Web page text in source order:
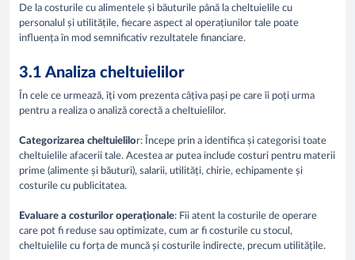
De la costurile cu alimentele și băuturile până la cheltuielile cu
personalul și utilitățile, fiecare aspect al operațiunilor tale poate
influența în mod semnificativ rezultatele financiare.
3.1 Analiza cheltuielilor
În cele ce urmează, îți vom prezenta câțiva pași pe care îi poți urma
pentru a realiza o analiză corectă a cheltuielilor.
Categorizarea cheltuielilor: Începe prin a identifica și categorisi toate
cheltuielile afacerii tale. Acestea ar putea include costuri pentru materii
prime (alimente și băuturi), salarii, utilități, chirie, echipamente și
costurile cu publicitatea.
Evaluare a costurilor operaționale: Fii atent la costurile de operare
care pot fi reduse sau optimizate, cum ar fi costurile cu stocul,
cheltuielile cu forța de muncă și costurile indirecte, precum utilitățile.